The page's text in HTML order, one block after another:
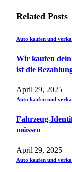
Related Posts
Auto kaufen und
Wir kaufen
ist die
April 29, 2025
Auto kaufen und
Fahrzeug-
müssen
April 29, 2025
Auto kaufen und